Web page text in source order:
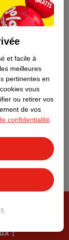
!
et facile à
meilleures
pertinentes en
vous
ou retirer vos
de vos
confidentialité